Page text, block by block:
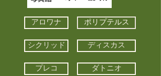
アロワナ ポリプテルス
シクリッド ディスカス
プレコ ダトニオ